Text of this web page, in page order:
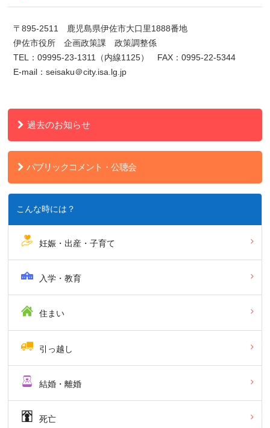
〒 895-2511 鹿児島県伊佐市大口里 1888番地
伊佐市役所 企画政策課 政策調整係
TEL： 09995-23-1311 （内線1125） FAX： 0995-22-5344
E-mail ： seisaku ＠city.isa.lg.jp
過去のお知らせ
パブリックコメント・公聴会
こんな時には？
妊娠・出産・子育て
入学・教育
住まい
引っ越し
結婚・離婚
死亡